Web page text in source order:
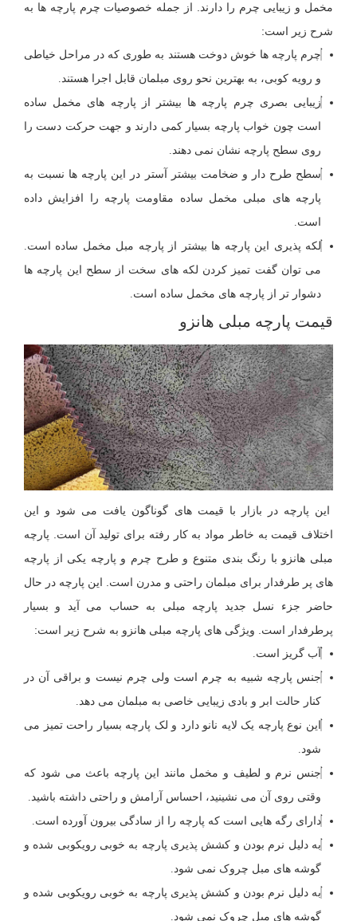
مخمل و زیبایی چرم را دارند. از جمله خصوصیات چرم پارچه ها به
شرح زیر است:
چرم پارچه ها خوش دوخت هستند به طوری که در مراحل خیاطی
و رویه کوبی، به بهترین نحو روی مبلمان قابل اجرا هستند.
زیبایی بصری چرم پارچه ها بیشتر از پارچه های مخمل ساده
است چون خواب پارچه بسیار کمی دارند و جهت حرکت دست را
روی سطح پارچه نشان نمی دهند.
سطح طرح دار و ضخامت بیشتر آستر در این پارچه ها نسبت به
پارچه های مبلی مخمل ساده مقاومت پارچه را افزایش داده
است.
لکه پذیری این پارچه ها بیشتر از پارچه مبل مخمل ساده است.
می توان گفت تمیز کردن لکه های سخت از سطح این پارچه ها
دشوار تر از پارچه های مخمل ساده است.
قیمت پارچه مبلی هانزو
این پارچه در بازار با قیمت های گوناگون یافت می شود و این
اختلاف قیمت به خاطر مواد به کار رفته برای تولید آن است. پارچه
مبلی هانزو با رنگ بندی متنوع و طرح چرم و پارچه یکی از پارچه
های پر طرفدار برای مبلمان راحتی و مدرن است. این پارچه در حال
حاضر جزء نسل جدید پارچه مبلی به حساب می آید و بسیار
پرطرفدار است. ویژگی های پارچه مبلی هانزو به شرح زیر است:
آب گریز است.
جنس پارچه شبیه به چرم است ولی چرم نیست و براقی آن در
کنار حالت ابر و بادی زیبایی خاصی به مبلمان می دهد.
این نوع پارچه یک لایه نانو دارد و لک پارچه بسیار راحت تمیز می
شود.
جنس نرم و لطیف و مخمل مانند این پارچه باعث می شود که
وقتی روی آن می نشینید، احساس آرامش و راحتی داشته باشید.
دارای رگه هایی است که پارچه را از سادگی بیرون آورده است.
به دلیل نرم بودن و کشش پذیری پارچه به خوبی رویکوبی شده و
گوشه های مبل چروک نمی شود.
به دلیل نرم بودن و کشش پذیری پارچه به خوبی رویکوبی شده و
گوشه های مبل چروک نمی شود.